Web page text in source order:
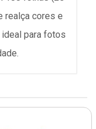
realça cores e
para fotos